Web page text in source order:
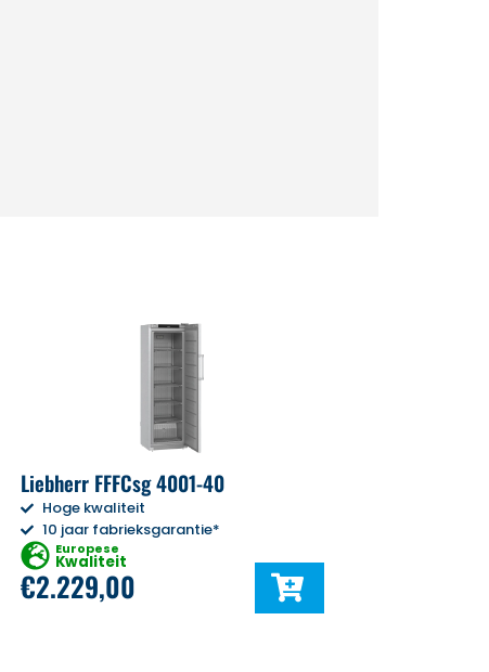
Liebherr FFFCsg 4001-40
Hoge kwaliteit
10 jaar fabrieksgarantie*
Europese
Kwaliteit
€2.229,00